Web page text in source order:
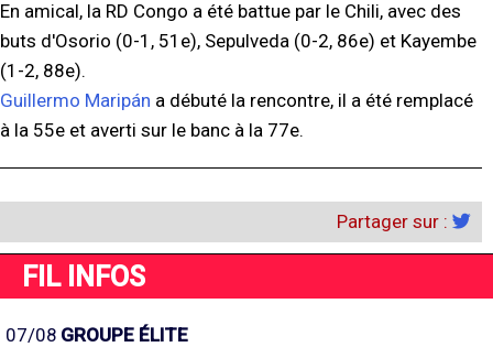
En amical, la RD Congo a été battue par le Chili, avec des
buts d'Osorio (0-1, 51e), Sepulveda (0-2, 86e) et Kayembe
(1-2, 88e).
Guillermo Maripán a débuté la rencontre, il a été remplacé
à la 55e et averti sur le banc à la 77e.
Partager sur :
FIL INFOS
07/08 GROUPE ÉLITE